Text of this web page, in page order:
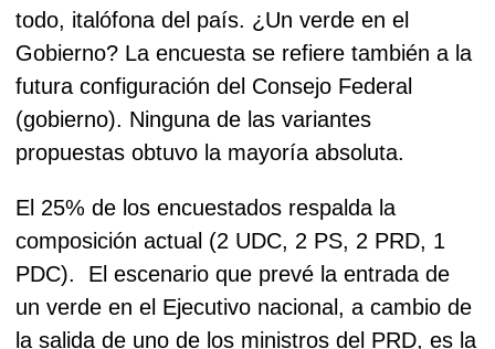
todo, italófona del país. ¿Un verde en el
Gobierno? La encuesta se refiere también a la
futura configuración del Consejo Federal
(gobierno). Ninguna de las variantes
propuestas obtuvo la mayoría absoluta.
El 25% de los encuestados respalda la
composición actual (2 UDC, 2 PS, 2 PRD, 1
PDC).
El escenario que prevé la entrada de
un verde en el Ejecutivo nacional, a cambio de
la salida de uno de los ministros del PRD, es la